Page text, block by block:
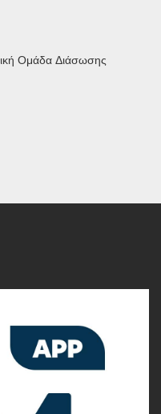
Ομάδα Διάσωσης